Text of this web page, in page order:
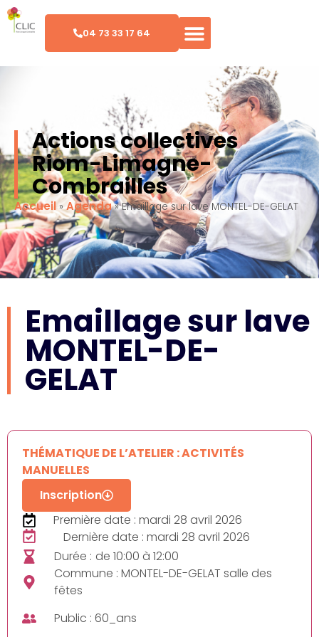
04 73 33 17 64
Actions collectives
Riom-Limagne-
Combrailles
Accueil»Agenda»Emaillage sur lave MONTEL-DE-GELAT
Emaillage sur lave
MONTEL-DE-
GELAT
THÉMATIQUE DE L’ATELIER : ACTIVITÉS
MANUELLES
Inscription
Première date : mardi 28 avril 2026
Dernière date : mardi 28 avril 2026
Durée : de 10:00 à 12:00
Commune : MONTEL-DE-GELAT salle des
fêtes
Public : 60_ans